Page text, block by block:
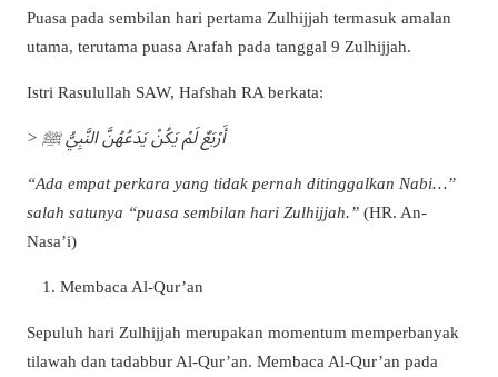
Puasa pada sembilan hari pertama Zulhijjah termasuk amalan
utama, terutama puasa Arafah pada tanggal 9 Zulhijjah.
Istri Rasulullah SAW, Hafshah RA berkata:
> أَرْبَعٌ لَمْ يَكُنْ يَدَعُهُنَّ النَّبِيُّ ﷺ
“Ada empat perkara yang tidak pernah ditinggalkan Nabi…”
salah satunya “puasa sembilan hari Zulhijjah.” (HR. An-
Nasa’i)
Membaca Al-Qur’an
Sepuluh hari Zulhijjah merupakan momentum memperbanyak
tilawah dan tadabbur Al-Qur’an. Membaca Al-Qur’an pada